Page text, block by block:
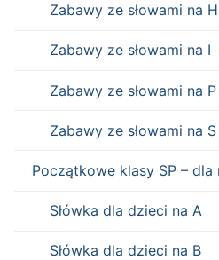
Zabawy ze słowami na H
Zabawy ze słowami na I
Zabawy ze słowami na P
Zabawy ze słowami na S
Początkowe klasy SP – dla
Słówka dla dzieci na A
Słówka dla dzieci na B